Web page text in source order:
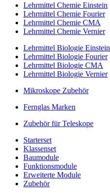
Lehrmittel Chemie Einstein
Lehrmittel Chemie Fourier
Lehrmittel Chemie CMA
Lehrmittel Chemie Vernier
Lehrmittel Biologie Einstein
Lehrmittel Biologie Fourier
Lehrmittel Biologie CMA
Lehrmittel Biologie Vernier
Mikroskope Zubehör
Fernglas Marken
Zubehör für Teleskope
Starterset
Klassenset
Baumodule
Funktionsmodule
Erweiterte Module
Zubehör